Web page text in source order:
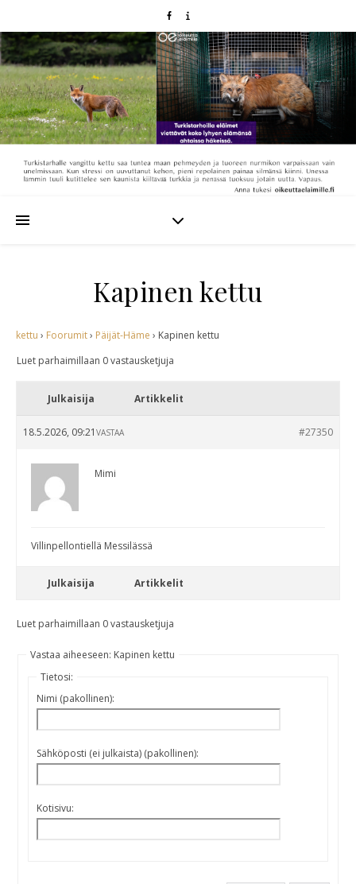
Kapinen kettu
kettu › Foorumit› Päijät-Häme › Kapinen kettu
Luet parhaimillaan 0 vastausketjuja
Julkaisija Artikkelit
18.5.2026, 09:21 #27350
VASTAA
Mimi
Villinpellontiellä Messilässä
Julkaisija Artikkelit
Luet parhaimillaan 0 vastausketjuja
Vastaa aiheeseen: Kapinen kettu
Tietosi:
Nimi (pakollinen):
Sähköposti (ei julkaista) (pakollinen):
Kotisivu: